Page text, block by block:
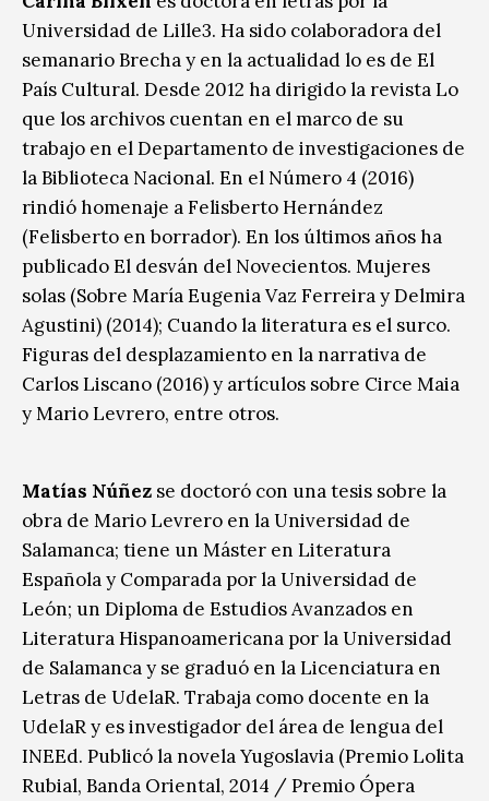
Universidad de Lille3. Ha sido colaboradora del
semanario Brecha y en la actualidad lo es de El
País Cultural. Desde 2012 ha dirigido la revista Lo
que los archivos cuentan en el marco de su
trabajo en el Departamento de investigaciones de
la Biblioteca Nacional. En el Número 4 (2016)
rindió homenaje a Felisberto Hernández
(Felisberto en borrador). En los últimos años ha
publicado El desván del Novecientos. Mujeres
solas (Sobre María Eugenia Vaz Ferreira y Delmira
Agustini) (2014); Cuando la literatura es el surco.
Figuras del desplazamiento en la narrativa de
Carlos Liscano (2016) y artículos sobre Circe Maia
y Mario Levrero, entre otros.
Matías Núñez se doctoró con una tesis sobre la
obra de Mario Levrero en la Universidad de
Salamanca; tiene un Máster en Literatura
Española y Comparada por la Universidad de
León; un Diploma de Estudios Avanzados en
Literatura Hispanoamericana por la Universidad
de Salamanca y se graduó en la Licenciatura en
Letras de UdelaR. Trabaja como docente en la
UdelaR y es investigador del área de lengua del
INEEd. Publicó la novela Yugoslavia (Premio Lolita
Rubial, Banda Oriental, 2014 / Premio Ópera